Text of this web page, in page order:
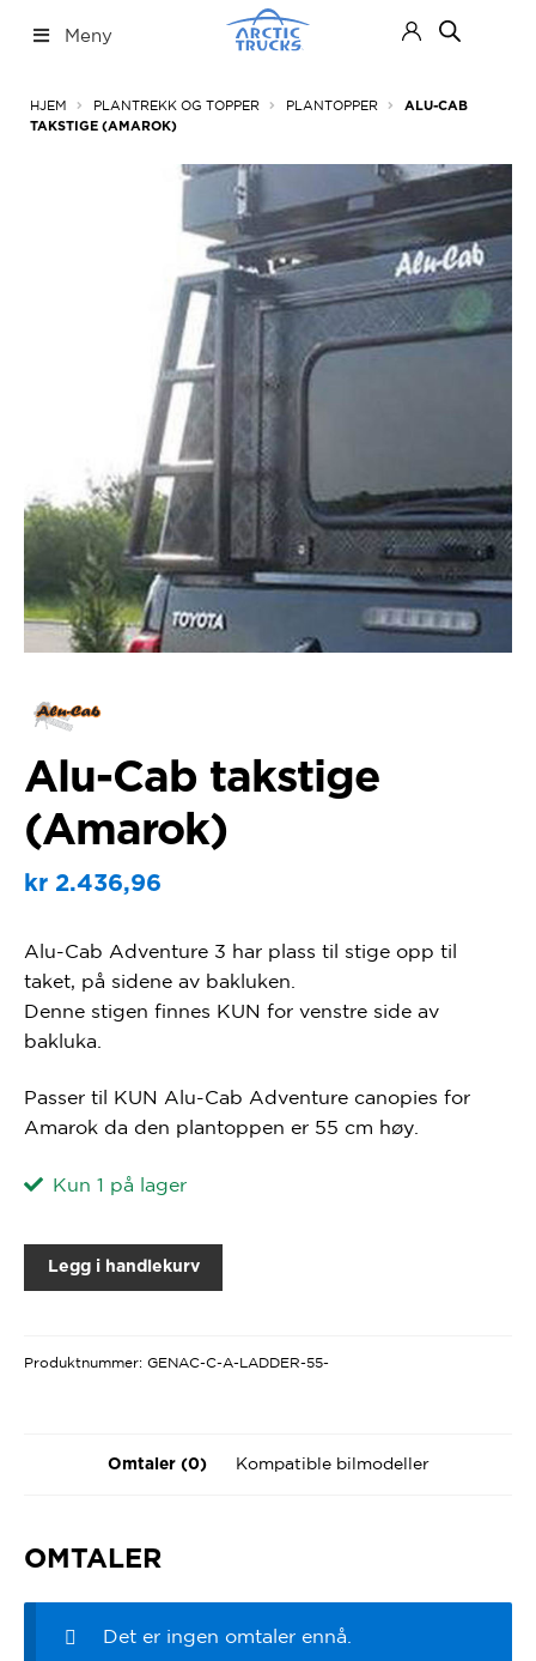
til
til
Meny
HJEM PLANTREKK OG TOPPER PLANTOPPER
ALU-CAB
TAKSTIGE (AMAROK)
Alu-Cab takstige
(Amarok)
kr2.436,96
Alu-Cab Adventure 3 har plass til stige opp til
taket, på sidene av bakluken.
Denne stigen finnes KUN for venstre side av
bakluka.
Passer til KUN Alu-Cab Adventure canopies for
Amarok da den plantoppen er 55 cm høy.
Kun 1 på lager
Legg i handlekurv
Produktnummer: GENAC-C-A-LADDER-55-
Omtaler (0) Kompatible bilmodeller
OMTALER
Det er ingen omtaler ennå.